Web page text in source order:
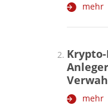
mehr
mehr